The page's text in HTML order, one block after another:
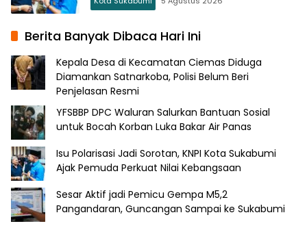
Berita Banyak Dibaca Hari Ini
Kepala Desa di Kecamatan Ciemas Diduga
Diamankan Satnarkoba, Polisi Belum Beri
Penjelasan Resmi
YFSBBP DPC Waluran Salurkan Bantuan Sosial
untuk Bocah Korban Luka Bakar Air Panas
Isu Polarisasi Jadi Sorotan, KNPI Kota Sukabumi
Ajak Pemuda Perkuat Nilai Kebangsaan
Sesar Aktif jadi Pemicu Gempa M5,2
Pangandaran, Guncangan Sampai ke Sukabumi